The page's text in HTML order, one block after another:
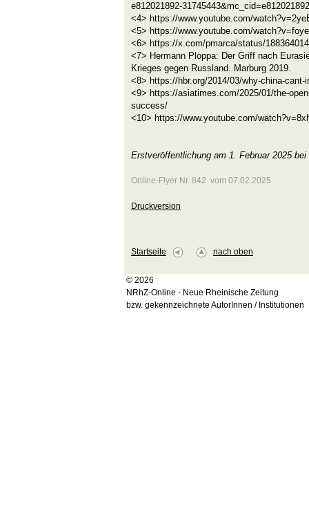
e812021892-
<4> https://www.youtube.com/
<5> https://www.youtube.com/
<6> https://x.com/pmarca/status/
<7> Hermann Ploppa: Der Griff nach
Krieges gegen Russland. Marburg 2019.
<8> https://hbr.org/2014/03/why-china-cant-
<9> https://asiatimes.com/2025/01/the-
success/
<10> https://www.youtube.com/
Erstveröffentlichung am 1. Februar 2025 bei
Online-Flyer Nr. 842 vom 07.02.2025
Druckversion
Startseite nach oben
© 2026
NRhZ-Online - Neue Rheinische Zeitung
bzw. gekennzeichnete AutorInnen / Institutionen